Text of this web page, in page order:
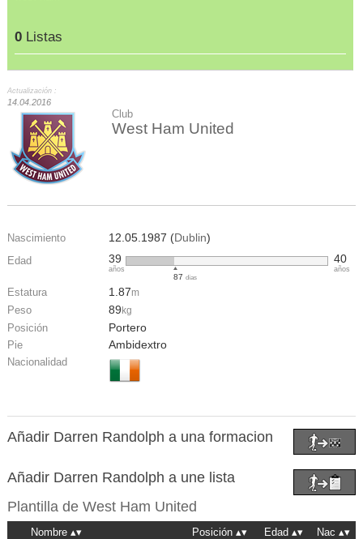
0 Listas
Actualización :
14.04.2016
Club
West Ham United
Nascimiento 12.05.1987 (Dublin)
Edad 39
años
87días
40
años
Estatura 1.87m
Peso 89 kg
Posición Portero
Pie Ambidextro
Nacionalidad
Añadir Darren Randolph a una formacion
Añadir Darren Randolph a une lista
Plantilla de West Ham United
Nombre Posición Edad
Nac